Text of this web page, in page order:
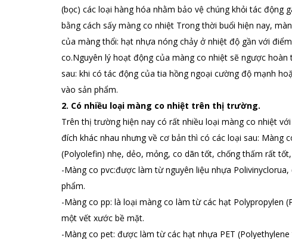
(bọc) các loại hàng hóa nhằm bảo vệ chúng khỏi tác động
bằng cách sấy màng co nhiệt Trong thời buổi hiện nay,
của màng thổi: hạt nhựa nóng chảy ở nhiệt độ gần với
co.Nguyên lý hoạt động của màng co nhiệt sẽ ngược
sau: khi có tác động của tia hồng ngoại cường độ mạnh
vào sản phẩm.
2. Có nhiều loại màng co nhiệt trên thị trường.
Trên thị trường hiện nay có rất nhiều loại màng co nhiệt
đích khác nhau nhưng về cơ bản thì có các loại sau:
(Polyolefin) nhẹ, dẻo, mỏng, co dãn tốt, chống thấm rất
-Màng co pvc:được làm từ nguyên liệu nhựa
phẩm.
-Màng co pp: là loại màng co làm từ các hạt Polypropylen
một vết xước bề mặt.
-Màng co pet: được làm từ các hạt nhựa PET